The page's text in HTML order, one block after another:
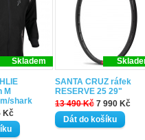
Skladem
M
shark
Kč
SANTA CRUZ ráfek
RESERVE 25 29"
13 490 Kč 7 990 Kč